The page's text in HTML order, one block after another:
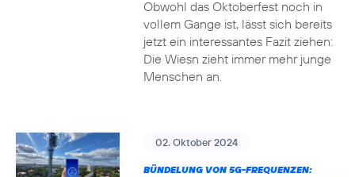
Obwohl das Oktoberfest noch in
vollem Gange ist, lässt sich bereits
jetzt ein interessantes Fazit ziehen:
Die Wiesn zieht immer mehr junge
Menschen an.
02. Oktober 2024
BÜNDELUNG VON 5G-FREQUENZEN: